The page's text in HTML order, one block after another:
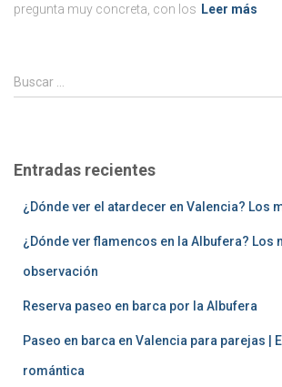
pregunta muy concreta, con los Leer más
B
u
r
Buscar …
Entradas recientes
¿Dónde ver el atardecer en Valencia? Los
¿Dónde ver flamencos en la Albufera? Los
observación
Reserva paseo en barca por la Albufera
Paseo en barca en Valencia para parejas |
romántica